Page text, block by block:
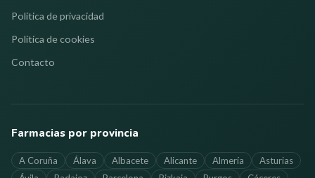
Política de privacidad
Política de cookies
Contacto
Farmacias por provincia
A Coruña Álava Albacete Alicante Almería
Asturias